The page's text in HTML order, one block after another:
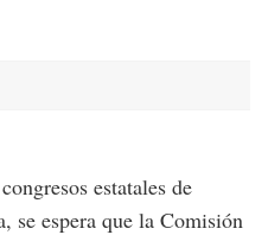
estatales de
se espera que la Comisión